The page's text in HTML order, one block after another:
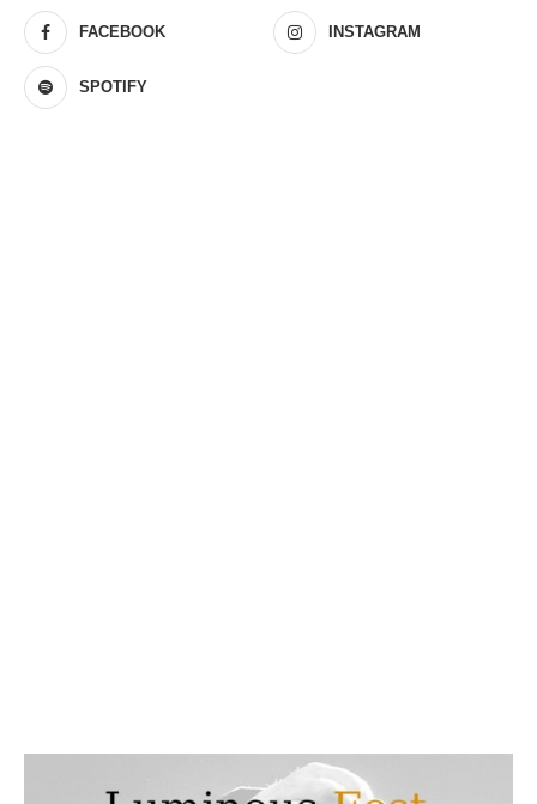
FACEBOOK INSTAGRAM
SPOTIFY